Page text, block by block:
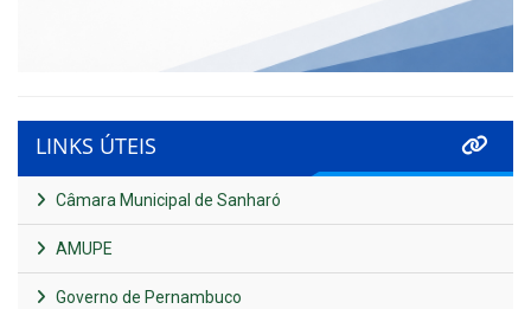
Tribunal de Contas do Estado de Pernambuco
Ministério Público do Estado de Pernambuco
Controladoria-Geral da União
Confederação Nacional de Municípios - CNM